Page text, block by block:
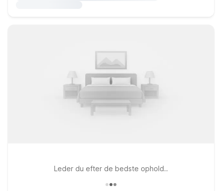
Leder du efter de bedste ophold..